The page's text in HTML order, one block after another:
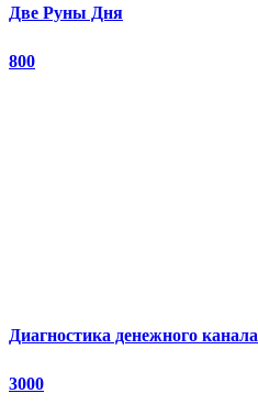
Две Руны Дня
800
Диагностика денежного канала
3000